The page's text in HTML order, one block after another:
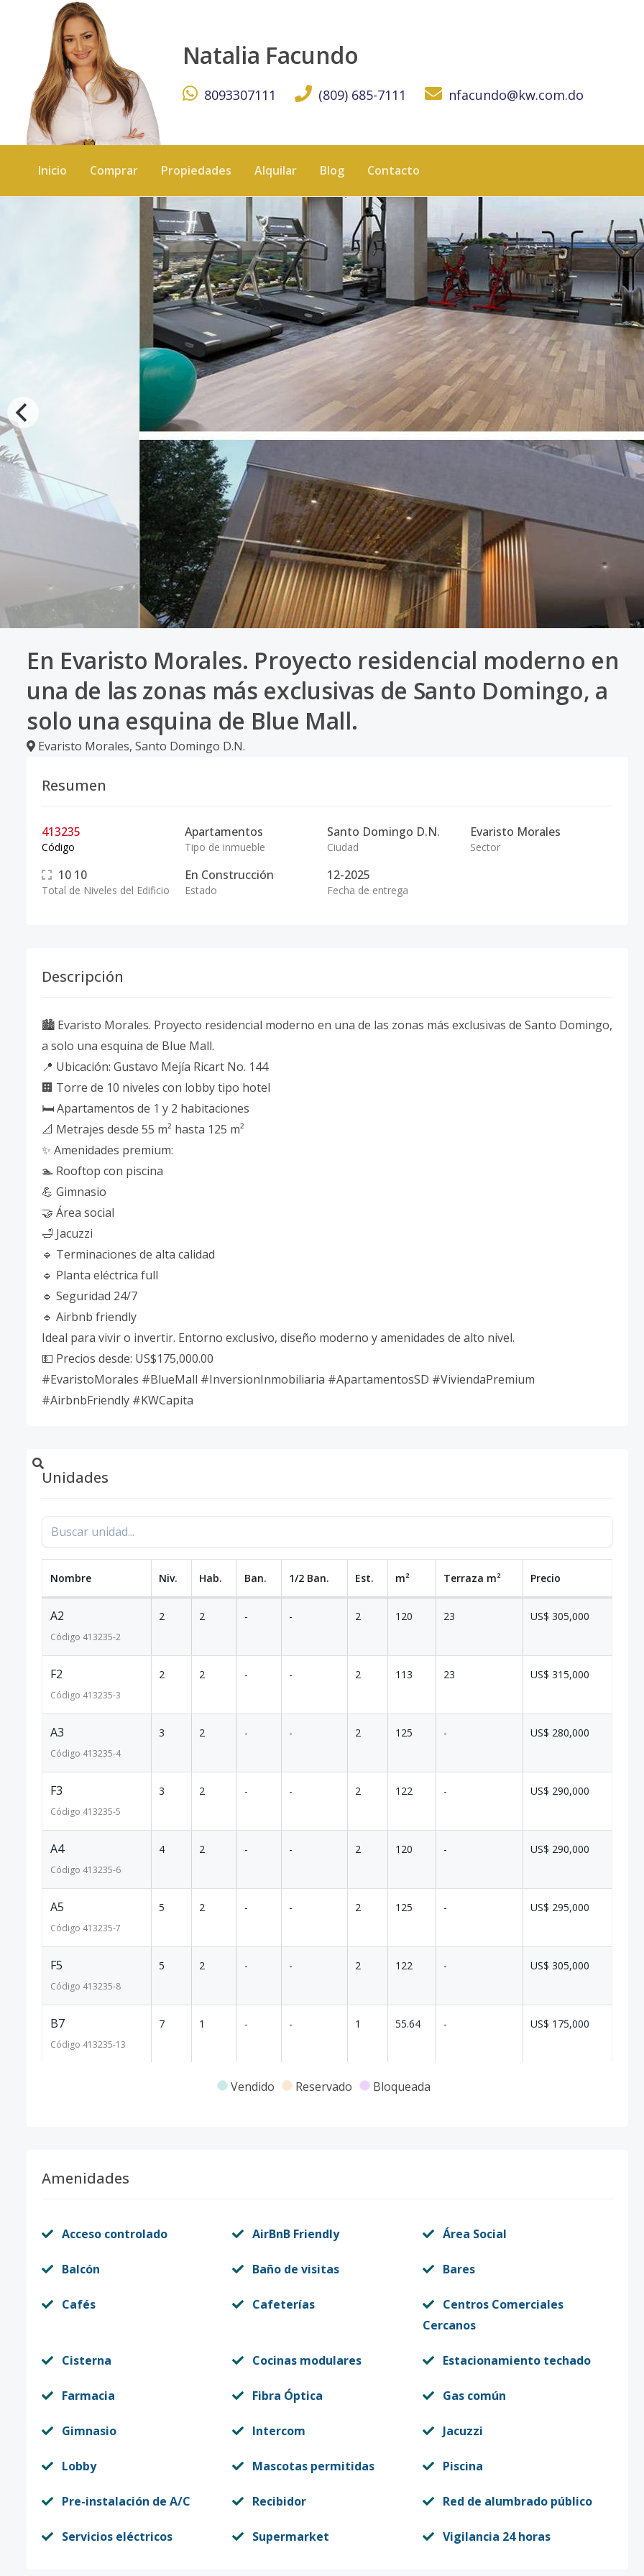
Natalia Facundo
8093307111 (809) 685-7111 nfacundo@kw.com.do
Inicio Comprar Propiedades Alquilar Blog Contacto
En Evaristo Morales. Proyecto residencial moderno en
una de las zonas más exclusivas de Santo Domingo, a
solo una esquina de Blue Mall.
Evaristo Morales, Santo Domingo D.N.
Resumen
413235
Código
Apartamentos
Tipo de inmueble
Santo Domingo D.N.
Ciudad
Evaristo Morales
Sector
10 10
Total de Niveles del Edificio
En Construcción
Estado
12-2025
Fecha de entrega
Descripción
🏙️ Evaristo Morales. Proyecto residencial moderno en una de las zonas más exclusivas de Santo Domingo,
a solo una esquina de Blue Mall.
📍 Ubicación: Gustavo Mejía Ricart No. 144
🏢 Torre de 10 niveles con lobby tipo hotel
🛏️ Apartamentos de 1 y 2 habitaciones
📐 Metrajes desde 55 m² hasta 125 m²
✨ Amenidades premium:
🏊 Rooftop con piscina
💪 Gimnasio
🤝 Área social
🛁 Jacuzzi
🔹 Terminaciones de alta calidad
🔹 Planta eléctrica full
🔹 Seguridad 24/7
🔹 Airbnb friendly
Ideal para vivir o invertir. Entorno exclusivo, diseño moderno y amenidades de alto nivel.
💵 Precios desde: US$175,000.00
#EvaristoMorales #BlueMall #InversionInmobiliaria #ApartamentosSD #ViviendaPremium
#AirbnbFriendly #KWCapita
Unidades
Nombre Niv. Hab. Ban. 1/2 Ban. Est. m² Terraza m² Precio
A2
Código 413235-2
2 2 - - 2 120 23 US$ 305,000
F2
Código 413235-3
2 2 - - 2 113 23 US$ 315,000
A3
Código 413235-4
3 2 - - 2 125 - US$ 280,000
F3
Código 413235-5
3 2 - - 2 122 - US$ 290,000
A4
Código 413235-6
4 2 - - 2 120 - US$ 290,000
A5
Código 413235-7
5 2 - - 2 125 - US$ 295,000
F5
Código 413235-8
5 2 - - 2 122 - US$ 305,000
B7
Código 413235-13
7 1 - - 1 55.64 - US$ 175,000
- - 1 55.64
Código 413235
Vendido Reservado Bloqueada
Amenidades
Acceso controlado AirBnB Friendly Área Social
Balcón Baño de visitas Bares
Cafés Cafeterías
Centros Comerciales
Cercanos
Cisterna Cocinas modulares Estacionamiento techado
Farmacia Fibra Óptica Gas común
Gimnasio Intercom Jacuzzi
Lobby Mascotas permitidas Piscina
Pre-instalación de A/C Recibidor Red de alumbrado público
Servicios eléctricos Supermarket Vigilancia 24 horas
En Evaristo Morales. Proyecto residencial moderno en una de las zonas más exclusivas de Santo Domingo, a solo una